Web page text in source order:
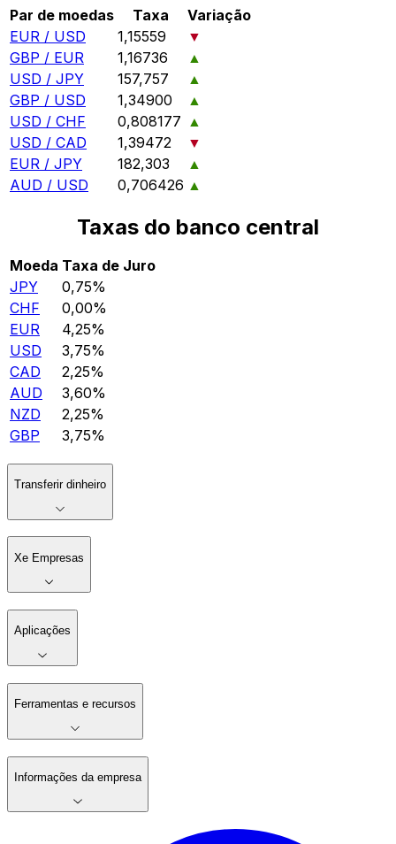
Par de moedas Taxa
Variação
EUR / USD
1,15559
▼
GBP / EUR
1,16736
▲
USD / JPY
157,757
▲
GBP / USD
1,34900
▲
USD / CHF
0,808177 ▲
USD / CAD
1,39472
▼
EUR / JPY
182,303
▲
AUD / USD
0,706426 ▲
Taxas do banco central
Moeda Taxa de Juro
JPY
0,75%
CHF
0,00%
EUR
4,25%
USD
3,75%
CAD
2,25%
AUD
3,60%
NZD
2,25%
GBP
3,75%
Transferir dinheiro
Xe Empresas
Aplicações
Ferramentas e recursos
Informações da empresa